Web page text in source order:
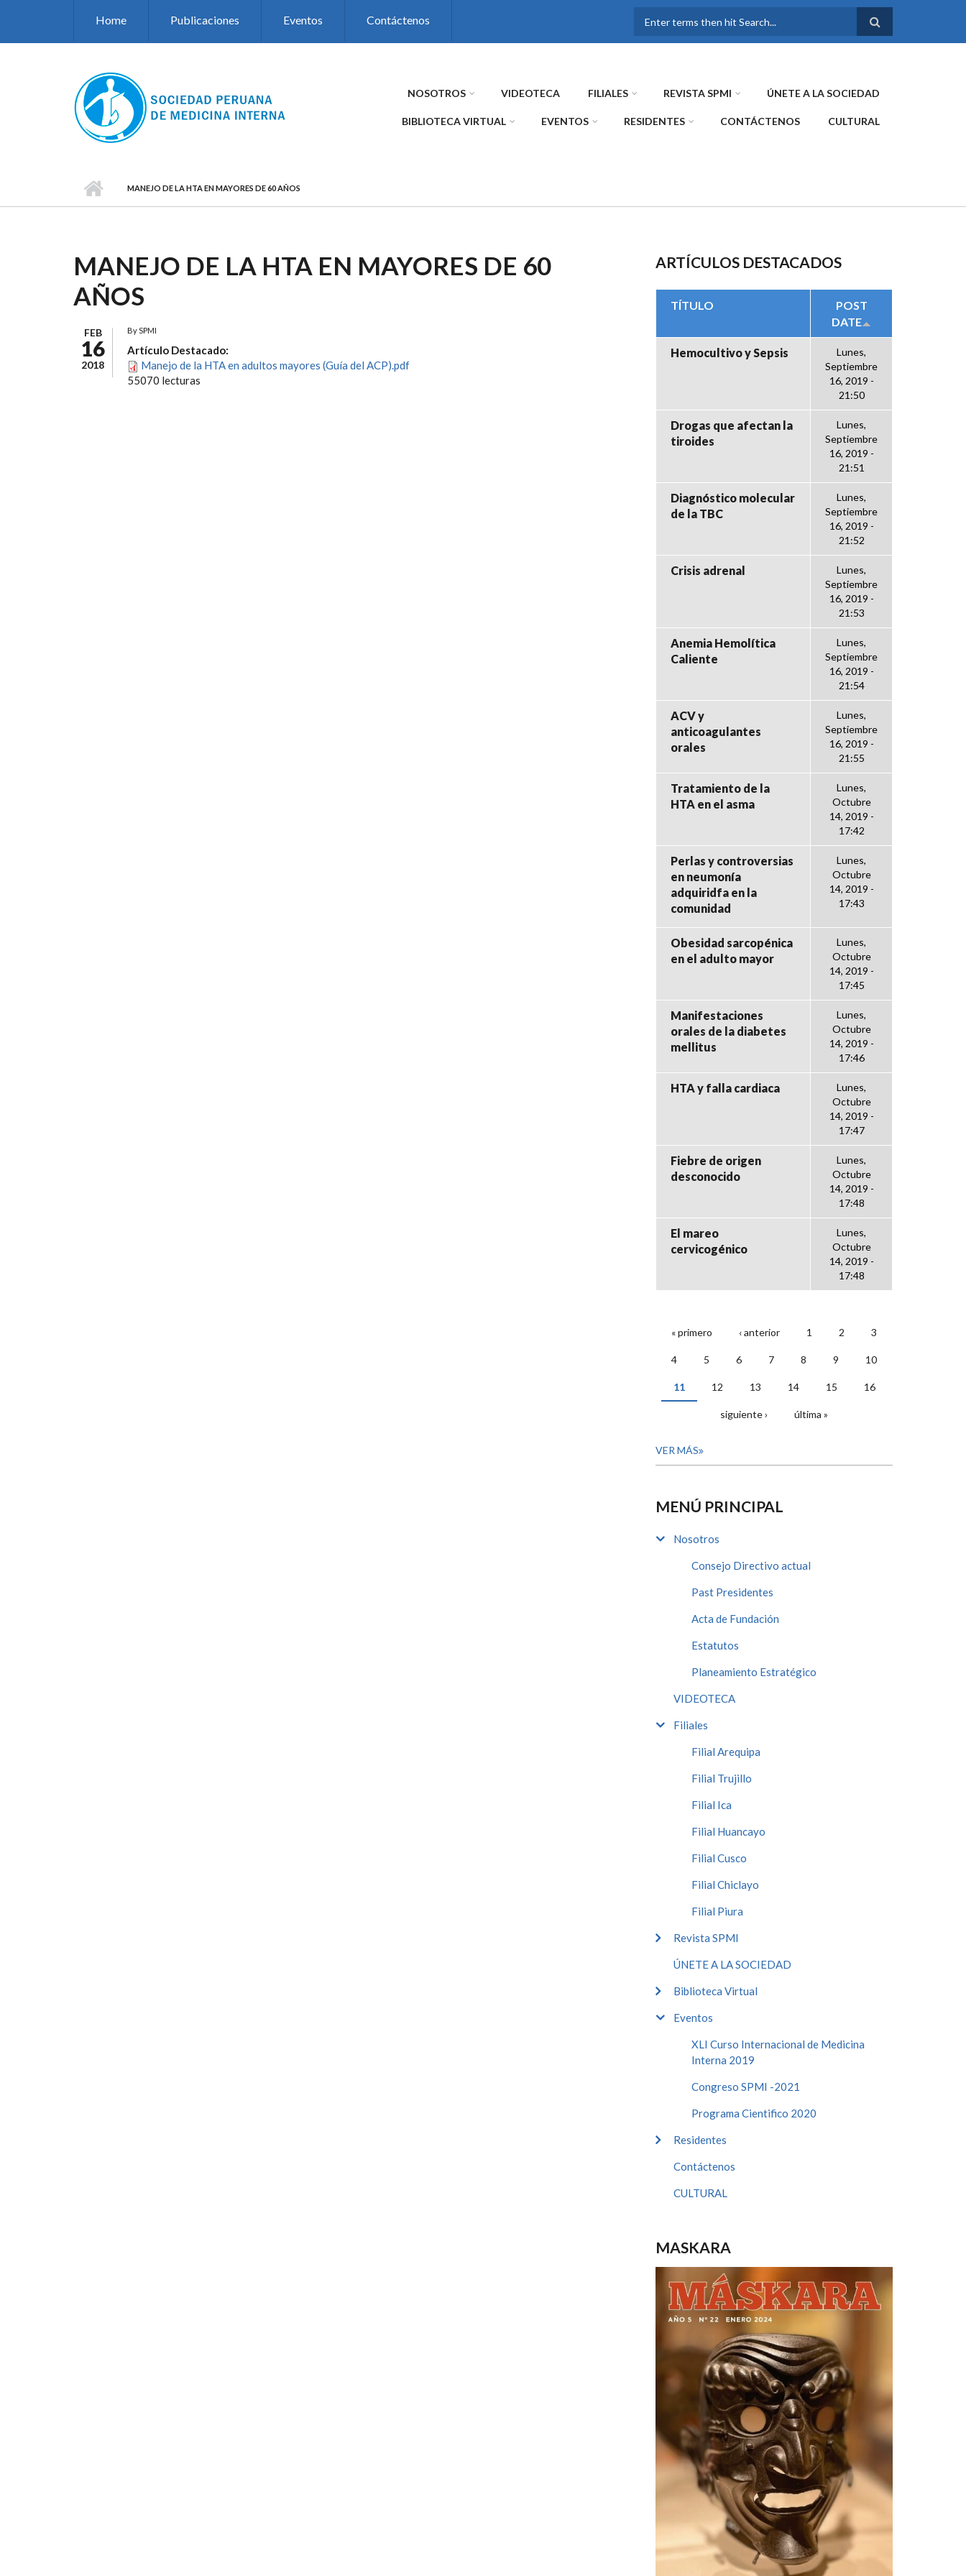
Home Publicaciones Eventos Contáctenos
FORMULARIO DE
NOSOTROS VIDEOTECA FILIALES REVISTA SPMI ÚNETE A LA SOCIEDAD
BIBLIOTECA VIRTUAL EVENTOS RESIDENTES CONTÁCTENOS CULTURAL
MANEJO DE LA HTA EN MAYORES DE 60 AÑOS
MANEJO DE LA HTA EN MAYORES DE 60
AÑOS
FEB
16
2018
BySPMI
Artículo Destacado:
Manejo de la HTA en adultos mayores (Guía del ACP).pdf
55070 lecturas
ARTÍCULOS DESTACADOS
TÍTULO
POST
DATE
Hemocultivo y Sepsis
Lunes,
Septiembre
16, 2019 -
21:50
Drogas que afectan la
tiroides
Lunes,
Septiembre
16, 2019 -
21:51
Diagnóstico molecular
de la TBC
Lunes,
Septiembre
16, 2019 -
21:52
Crisis adrenal
Lunes,
Septiembre
16, 2019 -
21:53
Anemia Hemolítica
Caliente
Lunes,
Septiembre
16, 2019 -
21:54
ACV y
anticoagulantes
orales
Lunes,
Septiembre
16, 2019 -
21:55
Tratamiento de la
HTA en el asma
Lunes,
Octubre
14, 2019 -
17:42
Perlas y controversias
en neumonía
adquiridfa en la
comunidad
Lunes,
Octubre
14, 2019 -
17:43
Obesidad sarcopénica
en el adulto mayor
Lunes,
Octubre
14, 2019 -
17:45
Manifestaciones
orales de la diabetes
mellitus
Lunes,
Octubre
14, 2019 -
17:46
HTA y falla cardiaca
Lunes,
Octubre
14, 2019 -
17:47
Fiebre de origen
desconocido
Lunes,
Octubre
14, 2019 -
17:48
El mareo
cervicogénico
Lunes,
Octubre
14, 2019 -
17:48
PÁGINAS
« primero ‹ anterior 1 2 3
4 5 6 7 8 9 10
11 12 13 14 15 16
siguiente › última »
VER MÁS
MENÚ PRINCIPAL
Nosotros
Consejo Directivo actual
Past Presidentes
Acta de Fundación
Estatutos
Planeamiento Estratégico
VIDEOTECA
Filiales
Filial Arequipa
Filial Trujillo
Filial Ica
Filial Huancayo
Filial Cusco
Filial Chiclayo
Filial Piura
Revista SPMI
ÚNETE A LA SOCIEDAD
Biblioteca Virtual
Eventos
XLI Curso Internacional de Medicina
Interna 2019
Congreso SPMI -2021
Programa Cientifico 2020
Residentes
Contáctenos
CULTURAL
MASKARA